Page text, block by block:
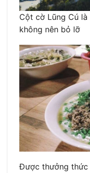
Cột cờ Lũng Cú
không nên bỏ lỡ
Được thưởng thức